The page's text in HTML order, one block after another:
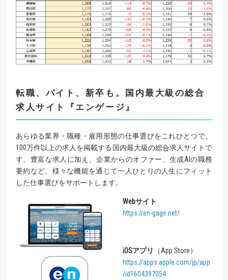
転職、バイト、新卒も。国内最大級の総合
求人サイト
『 エンゲージ 』
あらゆる業界・職種・雇用形態の仕事選びをこれひとつで。
100万件以上の求人を掲載する国内最大級の総合求人サイトで
す。豊富な求人に加え、企業からのオファー、生成AIの職務
要約など、様々な機能を通じて一人ひとりの人生にフィット
した仕事選びをサポートします。
Webサイト
https://en-gage.net/
iOSアプリ
（App Store）
https://apps.apple.com/jp/app
/id1604397054